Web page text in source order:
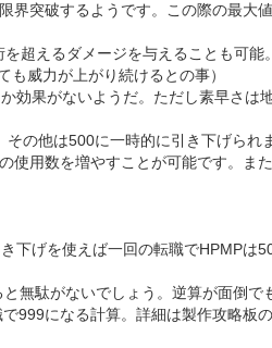
界突破するようです。この際の最大
超えるダメージを与えることも可能
威力が上がり続けるとの事）
効果がないようだ。ただし素早さは
の他は500に一時的に引き下げられ
用数を増やすことが可能です。また
下げを使えば一回の転職でHPMPは
無駄がないでしょう。逆算が面倒で
999になる計算。詳細は製作攻略板